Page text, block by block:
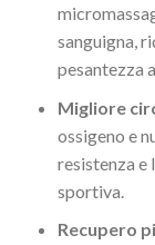
sanguigna,
pesantezza
Migliore
ossigeno e
resistenza e
sportiva.
Recupero